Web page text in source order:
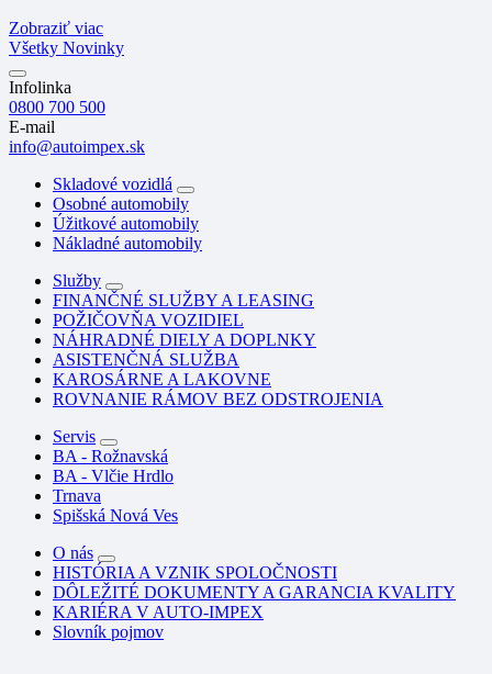
Zobraziť viac
Všetky Novinky
Infolinka
0800 700 500
E-mail
info@autoimpex.sk
Skladové vozidlá
Osobné automobily
Úžitkové automobily
Nákladné automobily
Služby
FINANČNÉ SLUŽBY A LEASING
POŽIČOVŇA VOZIDIEL
NÁHRADNÉ DIELY A DOPLNKY
ASISTENČNÁ SLUŽBA
KAROSÁRNE A LAKOVNE
ROVNANIE RÁMOV BEZ ODSTROJENIA
Servis
BA - Rožnavská
BA - Vlčie Hrdlo
Trnava
Spišská Nová Ves
O nás
HISTÓRIA A VZNIK SPOLOČNOSTI
DÔLEŽITÉ DOKUMENTY A GARANCIA KVALITY
KARIÉRA V AUTO-IMPEX
Slovník pojmov